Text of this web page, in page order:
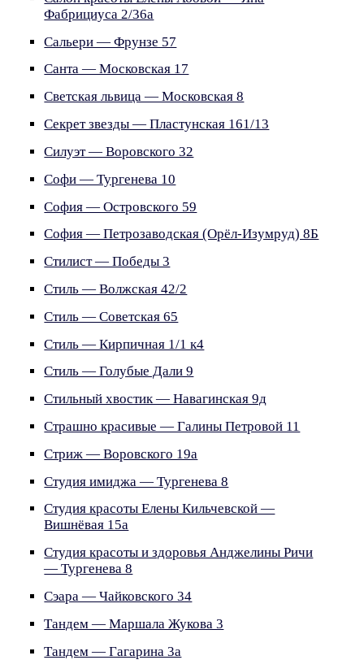
Фабрициуса 2/36а
Сальери — Фрунзе 57
Санта — Московская 17
Светская львица — Московская 8
Секрет звезды — Пластунская 161/13
Силуэт — Воровского 32
Софи — Тургенева 10
София — Островского 59
София — Петрозаводская (Орёл-Изумруд) 8Б
Стилист — Победы 3
Стиль — Волжская 42/2
Стиль — Советская 65
Стиль — Кирпичная 1/1 к4
Стиль — Голубые Дали 9
Стильный хвостик — Навагинская 9д
Страшно красивые — Галины Петровой 11
Стриж — Воровского 19а
Студия имиджа — Тургенева 8
Студия красоты Елены Кильчевской —
Вишнёвая 15а
Студия красоты и здоровья Анджелины Ричи
— Тургенева 8
Сэара — Чайковского 34
Тандем — Маршала Жукова 3
Тандем — Гагарина 3а